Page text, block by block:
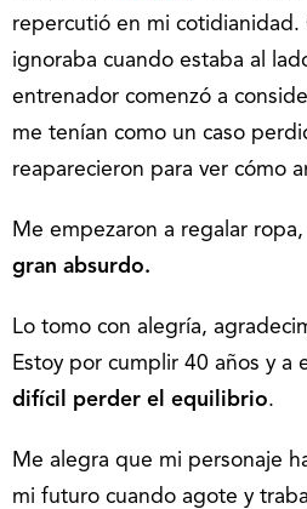
repercutió en mi cotidianidad.
ignoraba cuando estaba al
entrenador comenzó a
me tenían como un caso
reaparecieron para ver cómo
Me empezaron a regalar
gran absurdo.
Lo tomo con alegría,
Estoy por cumplir 40 años y a
difícil perder el equilibrio.
Me alegra que mi personaje
mi futuro cuando agote y